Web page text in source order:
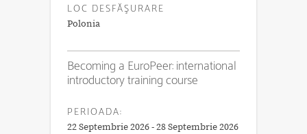
LOC DESFĂŞURARE
Polonia
Becoming a EuroPeer: international
introductory training course
PERIOADA:
22 Septembrie 2026 - 28 Septembrie 2026